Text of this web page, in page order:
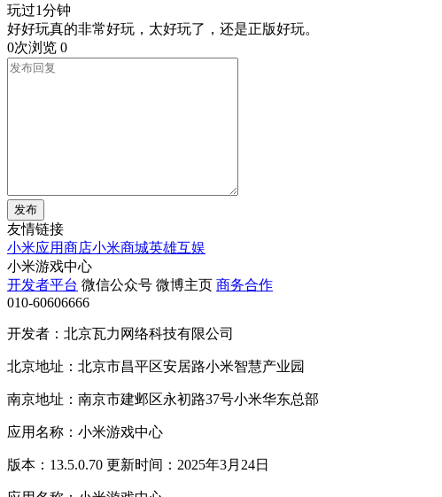
玩过1分钟
好好玩真的非常好玩，太好玩了，还是正版好玩。
0次浏览 0
发布
友情链接
小米应用商店小米商城英雄互娱
小米游戏中心
开发者平台 微信公众号 微博主页 商务合作
010-60606666
开发者：北京瓦力网络科技有限公司
北京地址：北京市昌平区安居路小米智慧产业园
南京地址：南京市建邺区永初路37号小米华东总部
应用名称：小米游戏中心
版本：13.5.0.70 更新时间：2025年3月24日